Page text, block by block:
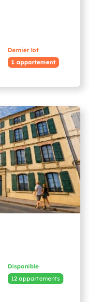
Dernier lot
1 appartement
Disponible
12 appartements